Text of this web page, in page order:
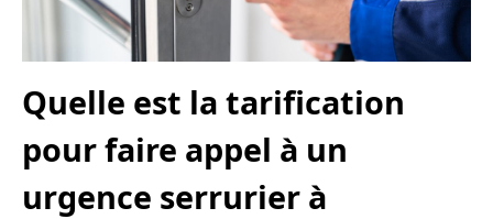
Quelle est la tarification
pour faire appel à un
urgence serrurier à